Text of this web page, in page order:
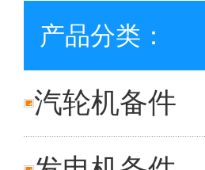
产品分类：
汽轮机备件